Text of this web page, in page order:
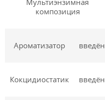
композиция
Ароматизатор введён
Кокцидиостатик введён